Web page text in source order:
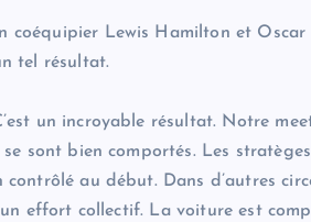
coéquipier Lewis Hamilton et
tel résultat.
un incroyable résultat. Notre
se sont bien comportés. Les
au début. Dans d’autres
effort collectif. La voiture est